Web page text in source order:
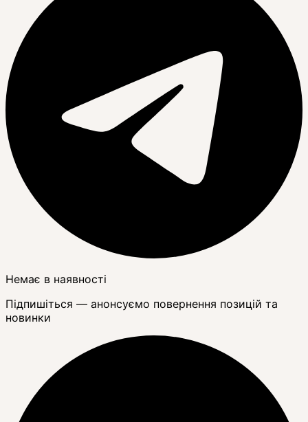
Немає в наявності
Підпишіться — анонсуємо повернення позицій та
новинки